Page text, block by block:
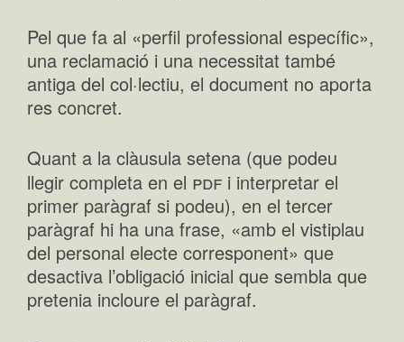
Pel que fa al «perfil professional específic»,
una reclamació i una necessitat també
antiga del col·lectiu, el document no aporta
res concret.
Quant a la clàusula setena (que podeu
llegir completa en el pdf i interpretar el
primer paràgraf si podeu), en el tercer
paràgraf hi ha una frase, «amb el vistiplau
del personal electe corresponent» que
desactiva l’obligació inicial que sembla que
pretenia incloure el paràgraf.